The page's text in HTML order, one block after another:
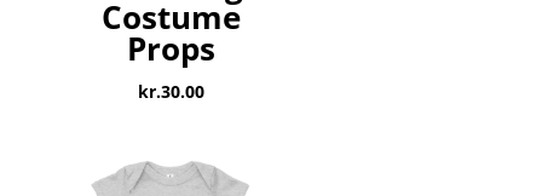
Costume
Props
kr.30.00